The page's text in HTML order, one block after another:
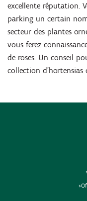
excellente réputation.
parking un certain
secteur des plantes
vous ferez
de roses. Un conseil
collection d'hortensias